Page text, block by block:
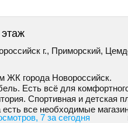
г., Приморский,
ЖК города Новороссийск.
Есть всё для
Спортивная и детская
все необходимые
7 за сегодня